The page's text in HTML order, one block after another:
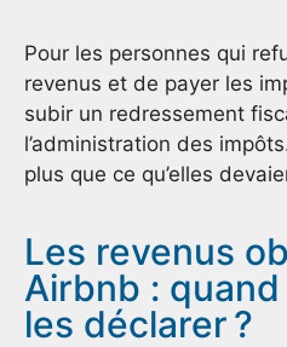
Pour les personnes qui
revenus et de payer les
subir un redressement
l’administration des
plus que ce qu’elles
Les revenus
Airbnb :
les déclarer ?